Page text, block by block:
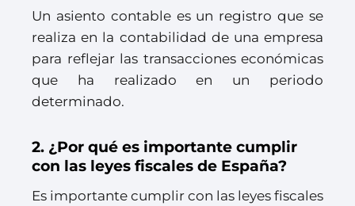
Un asiento contable es un registro que se
realiza en la contabilidad de una empresa
para reflejar las transacciones económicas
que ha realizado en un periodo
determinado.
2. ¿Por qué es importante cumplir
con las leyes fiscales de España?
Es importante cumplir con las leyes fiscales